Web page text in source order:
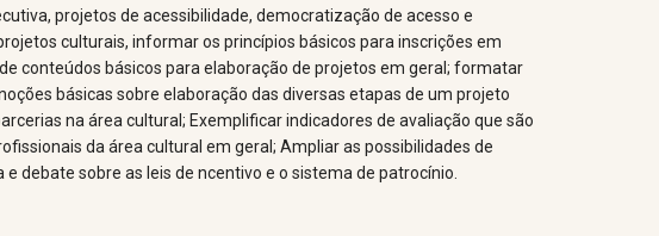
projetos de acessibilidade, democratização de acesso e
culturais, informar os princípios básicos para inscrições em
conteúdos básicos para elaboração de projetos em geral; formatar
básicas sobre elaboração das diversas etapas de um projeto
na área cultural; Exemplificar indicadores de avaliação que são
da área cultural em geral; Ampliar as possibilidades de
debate sobre as leis de ncentivo e o sistema de patrocínio.